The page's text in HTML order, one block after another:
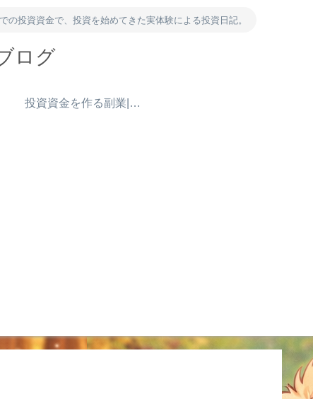
投資資金で、投資を始めてきた実体験による投資日記。
ログ
投資資金を作る副業|ポイ活・アンケート・得意を売る